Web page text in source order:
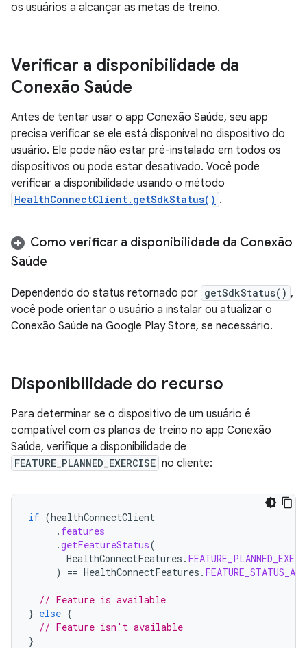
os usuários a alcançar as metas de treino.
Verificar a disponibilidade da
Conexão Saúde
Antes de tentar usar o app Conexão Saúde, seu app
precisa verificar se ele está disponível no dispositivo do
usuário. Ele pode não estar pré-instalado em todos os
dispositivos ou pode estar desativado. Você pode
verificar a disponibilidade usando o método
HealthConnectClient.getSdkStatus() .
Como verificar a disponibilidade da Conexão
Saúde
Dependendo do status retornado por getSdkStatus() ,
você pode orientar o usuário a instalar ou atualizar o
Conexão Saúde na Google Play Store, se necessário.
Disponibilidade do recurso
Para determinar se o dispositivo de um usuário é
compatível com os planos de treino no app Conexão
Saúde, verifique a disponibilidade de
FEATURE_PLANNED_EXERCISE no cliente:
if (healthConnectClient
. features
.getFeatureStatus(
HealthConnectFeatures .
)
== HealthConnectFeatures .
// Feature is available
} else {
// Feature isn't available
}